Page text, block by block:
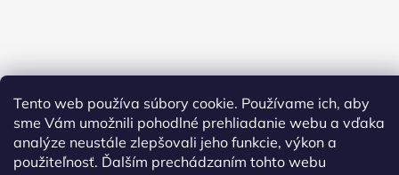
Tento web používa súbory cookie. Používame ich, aby
sme Vám umožnili pohodlné prehliadanie webu a vďaka
analýze neustále zlepšovali jeho funkcie, výkon a
použiteľnosť. Ďalším prechádzaním tohto webu
Vytvoril Shoptet